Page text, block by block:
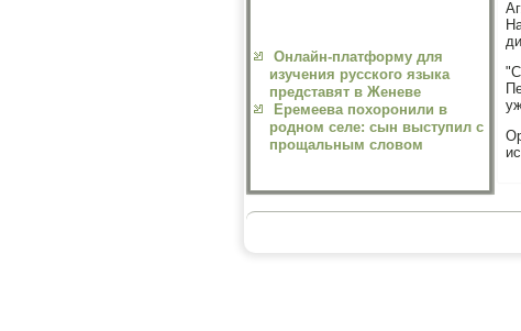
Онлайн-платформу для
изучения русского языка
представят в Женеве
Еремеева похоронили в
родном селе: сын выступил с
прощальным словом